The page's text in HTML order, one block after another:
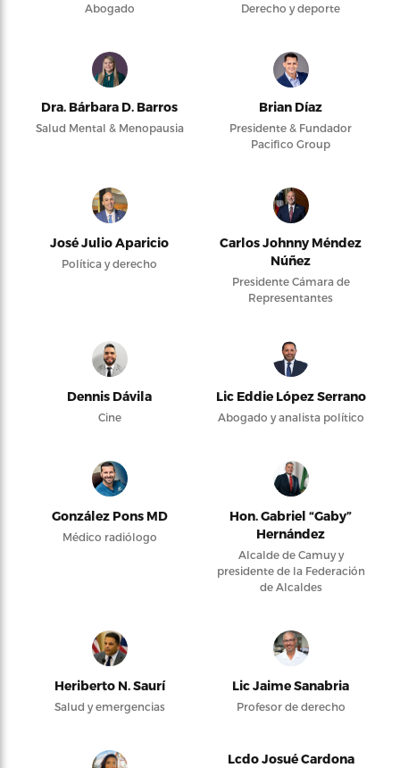
Abogado Derecho y deporte
Dra. Bárbara D. Barros
Salud Mental & Menopausia
Brian Díaz
Presidente & Fundador
Pacifico Group
José Julio Aparicio
Política y derecho
Carlos Johnny Méndez
Núñez
Presidente Cámara de
Representantes
Dennis Dávila
Cine
Lic Eddie López Serrano
Abogado y analista político
González Pons MD
Médico radiólogo
Hon. Gabriel “Gaby”
Hernández
Alcalde de Camuy y
presidente de la Federación
de Alcaldes
Heriberto N. Saurí
Salud y emergencias
Lic Jaime Sanabria
Profesor de derecho
Lcdo Josué Cardona